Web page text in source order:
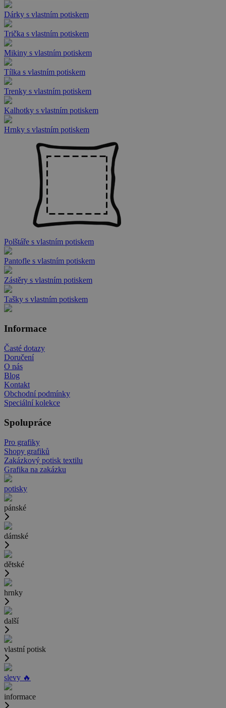
Dárky s vlastním potiskem
Trička s vlastním potiskem
Mikiny s vlastním potiskem
Tílka s vlastním potiskem
Trenky s vlastním potiskem
Kalhotky s vlastním potiskem
Hrnky s vlastním potiskem
Polštáře s vlastním potiskem
Pantofle s vlastním potiskem
Zástěry s vlastním potiskem
Tašky s vlastním potiskem
Informace
Časté dotazy
Doručení
O nás
Blog
Kontakt
Obchodní podmínky
Speciální kolekce
Spolupráce
Pro grafiky
Shopy grafiků
Zakázkový potisk textilu
Grafika na zakázku
potisky
pánské
dámské
dětské
hrnky
další
vlastní potisk
slevy 🔥
informace